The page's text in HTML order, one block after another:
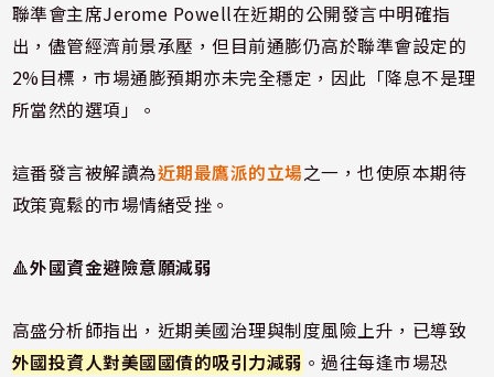
聯準會主席Jerome Powell在近期的公開發言中明確指
出，儘管經濟前景承壓，但目前通膨仍高於聯準會設定的
2%目標，市場通膨預期亦未完全穩定，因此「降息不是理
所當然的選項」。
這番發言被解讀為近期最鷹派的立場之一，也使原本期待
政策寬鬆的市場情緒受挫。
🔺外國資金避險意願減弱
高盛分析師指出，近期美國治理與制度風險上升，已導致
外國投資人對美國國債的吸引力減弱 。過往每逢市場恐